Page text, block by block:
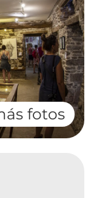
fotos